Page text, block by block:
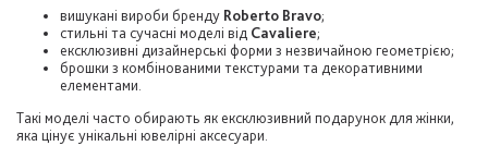
вишукані вироби бренду Roberto Bravo;
стильні та сучасні моделі від Cavaliere;
ексклюзивні дизайнерські форми з незвичайною геометрією;
брошки з комбінованими текстурами та декоративними
елементами.
Такі моделі часто обирають як ексклюзивний подарунок для жінки,
яка цінує унікальні ювелірні аксесуари.